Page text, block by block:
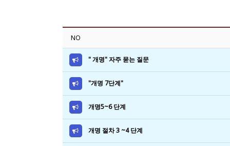
NO
" 개명" 자주 묻는 질문
"개명 7단계"
개명5~6 단계
개명 절차 3 ~4 단계